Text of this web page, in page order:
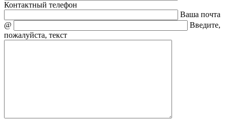
Контактный телефон
Ваша почта
@
Введите,
пожалуйста, текст